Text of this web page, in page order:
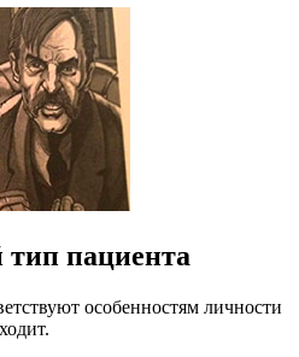
тип пациента
особенностям личности